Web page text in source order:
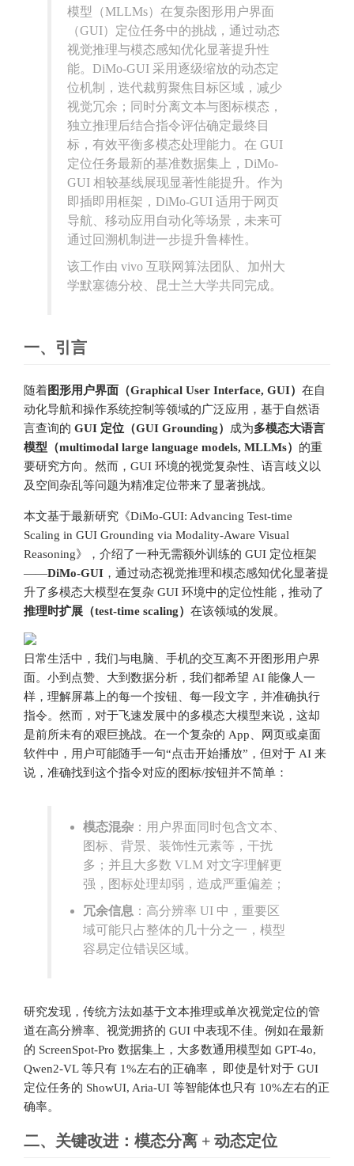
模型（MLLMs）在复杂图形用户界面
（GUI）定位任务中的挑战，通过动态
视觉推理与模态感知优化显著提升性
能。DiMo-GUI 采用逐级缩放的动态定
位机制，迭代裁剪聚焦目标区域，减少
视觉冗余；同时分离文本与图标模态，
独立推理后结合指令评估确定最终目
标，有效平衡多模态处理能力。在 GUI
定位任务最新的基准数据集上，DiMo-
GUI 相较基线展现显著性能提升。作为
即插即用框架，DiMo-GUI 适用于网页
导航、移动应用自动化等场景，未来可
通过回溯机制进一步提升鲁棒性。
该工作由 vivo 互联网算法团队、加州大
学默塞德分校、昆士兰大学共同完成。
一、引言
随着图形用户界面（Graphical User Interface, GUI） 在自
动化导航和操作系统控制等领域的广泛应用，基于自然语
言查询的 GUI 定位（GUI Grounding） 成为多模态大语言
模型（multimodal large language models, MLLMs） 的重
要研究方向。然而，GUI 环境的视觉复杂性、语言歧义以
及空间杂乱等问题为精准定位带来了显著挑战。
本文基于最新研究《DiMo-GUI: Advancing Test-time
Scaling in GUI Grounding via Modality-Aware Visual
Reasoning》，介绍了一种无需额外训练的 GUI 定位框架
——DiMo-GUI ，通过动态视觉推理和模态感知优化显著提
升了多模态大模型在复杂 GUI 环境中的定位性能，推动了
推理时扩展（test-time scaling） 在该领域的发展。
日常生活中，我们与电脑、手机的交互离不开图形用户界
面。小到点赞、大到数据分析，我们都希望 AI 能像人一
样，理解屏幕上的每一个按钮、每一段文字，并准确执行
指令。然而，对于飞速发展中的多模态大模型来说，这却
是前所未有的艰巨挑战。在一个复杂的 App、网页或桌面
软件中，用户可能随手一句“点击开始播放”，但对于 AI 来
说，准确找到这个指令对应的图标/按钮并不简单：
模态混杂 ：用户界面同时包含文本、
图标、背景、装饰性元素等，干扰
多；并且大多数 VLM 对文字理解更
强，图标处理却弱，造成严重偏差；
冗余信息 ：高分辨率 UI 中，重要区
域可能只占整体的几十分之一，模型
容易定位错误区域。
研究发现，传统方法如基于文本推理或单次视觉定位的管
道在高分辨率、视觉拥挤的 GUI 中表现不佳。例如在最新
的 ScreenSpot-Pro 数据集上，大多数通用模型如 GPT-4o,
Qwen2-VL 等只有 1%左右的正确率， 即使是针对于 GUI
定位任务的 ShowUI, Aria-UI 等智能体也只有 10%左右的正
确率。
二、关键改进：模态分离 + 动态定位